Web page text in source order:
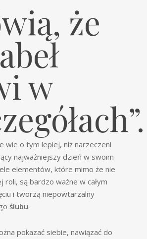
że
w
wie o tym lepiej, niż narzeczeni
najważniejszy dzień w swoim
elementów, które mimo że nie
roli, są bardzo ważne w całym
i tworzą niepowtarzalny
ślubu.
pokazać siebie, nawiązać do